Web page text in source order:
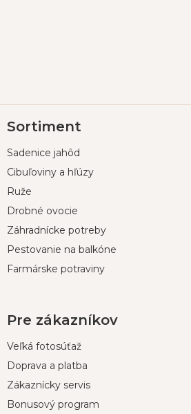
á
ä
Sortiment
Sadenice jahôd
Cibuľoviny a hľúzy
Ruže
Drobné ovocie
Záhradnícke potreby
Pestovanie na balkóne
Farmárske potraviny
Pre zákazníkov
Veľká fotosúťaž
Doprava a platba
Zákaznícky servis
Bonusový program